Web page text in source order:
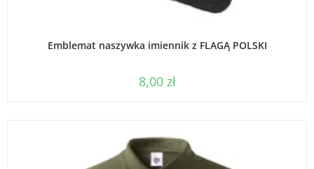
Emblemat naszywka imiennik z FLAGĄ POLSKI
8,00 zł